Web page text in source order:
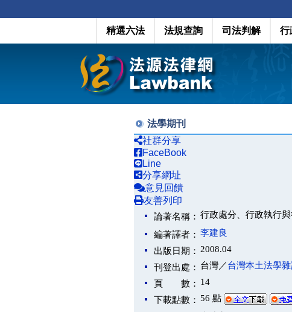
精選六法 法規查詢 司法判解 行
法學期刊
社群分享
FaceBook
Line
分享網址
意見回饋
友善列印
論著名稱： 行政處分、行政執行
編著譯者： 李建良
出版日期： 2008.04
刊登出處： 台灣／台灣本土法學
頁 數： 14
下載點數： 56 點